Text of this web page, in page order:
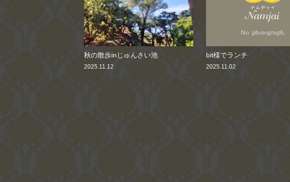
秋の散歩inじゅんさい池
2025.11.12
bit様でランチ
2025.11.02